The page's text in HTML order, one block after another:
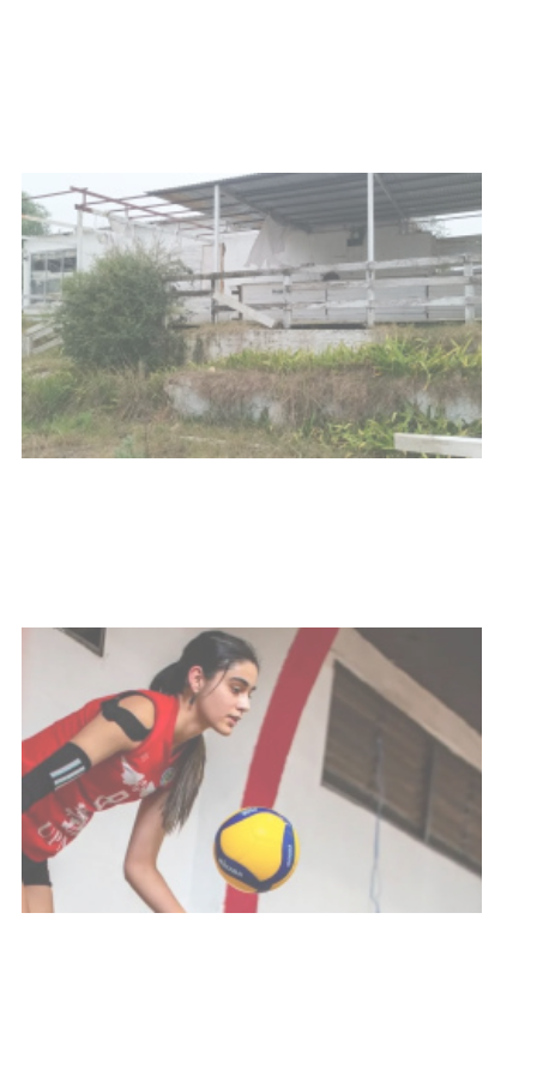
Turismo accesible para personas
Actualización sobre la agenda de
vacunación contra el
meningococo
03-08-2026
UTE hizo llamado laboral para
personas en situación de
discapacidad
NOTICIAS